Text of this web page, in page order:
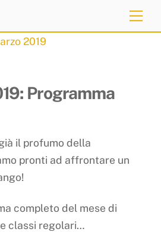
Programma
il profumo della
pronti ad affrontare un
completo del mese di
classi regolari…